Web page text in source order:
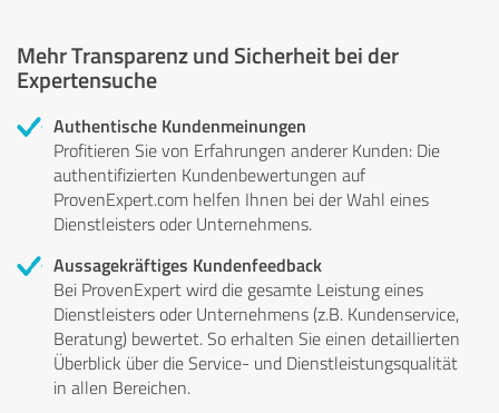
Mehr Transparenz und Sicherheit bei der
Expertensuche
Authentische Kundenmeinungen
Profitieren Sie von Erfahrungen anderer Kunden: Die
authentifizierten Kundenbewertungen auf
ProvenExpert.com helfen Ihnen bei der Wahl eines
Dienstleisters oder Unternehmens.
Aussagekräftiges Kundenfeedback
Bei ProvenExpert wird die gesamte Leistung eines
Dienstleisters oder Unternehmens (z.B. Kundenservice,
Beratung) bewertet. So erhalten Sie einen detaillierten
Überblick über die Service- und Dienstleistungsqualität
in allen Bereichen.